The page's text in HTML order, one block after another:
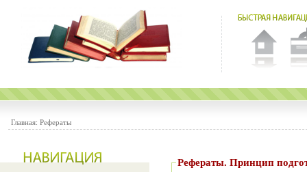
Главная: Рефераты
Рефераты.